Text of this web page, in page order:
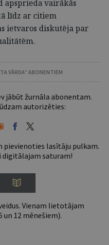
apsprieda vairākās
līdz ar citiem
ietvaros diskutēja par
VĀRDA” ABONENTIEM
jābūt žurnāla abonentam.
autorizēties:
pievienoties lasītāju pulkam.
digitālajam saturam!
Vienam lietotājam
12 mēnešiem).